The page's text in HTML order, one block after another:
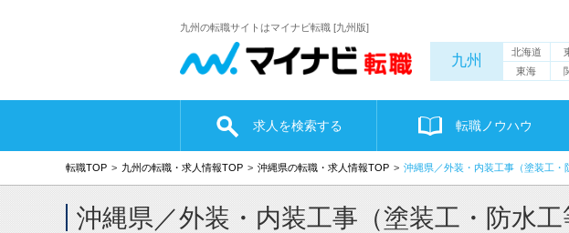
九州の転職サイトはマイナビ転職 [九州版]
九州 北海道
東海
求人を検索する 転職ノウハウ
転職TOP 九州の転職・求人情報TOP 沖縄県の転職・求人情報TOP 沖縄県／外装・内装工事（塗装工・
沖縄県／外装・内装工事（塗装工・防水